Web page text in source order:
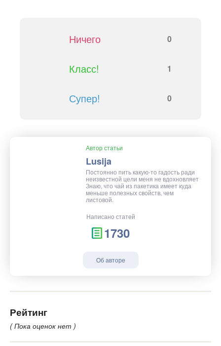
Ничего 0
Класс! 1
Супер! 0
Автор статьи
Lusija
Постоянно пить какую-то гадость ради
неизвестной цели меня не вдохновляет
Знаю, что чай из пакетика имеет куда
меньше полезных свойств, чем
листовой.
Написано статей
1730
Об авторе
Рейтинг
( Пока оценок нет )